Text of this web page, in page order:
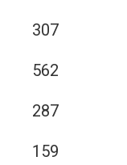
307
562
287
159